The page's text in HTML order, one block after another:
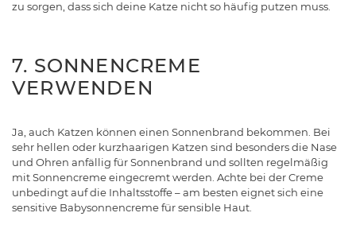
zu sorgen, dass sich deine Katze nicht so häufig putzen muss.
7. SONNENCREME
VERWENDEN
Ja, auch Katzen können einen Sonnenbrand bekommen. Bei
sehr hellen oder kurzhaarigen Katzen sind besonders die Nase
und Ohren anfällig für Sonnenbrand und sollten regelmäßig
mit Sonnencreme eingecremt werden. Achte bei der Creme
unbedingt auf die Inhaltsstoffe – am besten eignet sich eine
sensitive Babysonnencreme für sensible Haut.